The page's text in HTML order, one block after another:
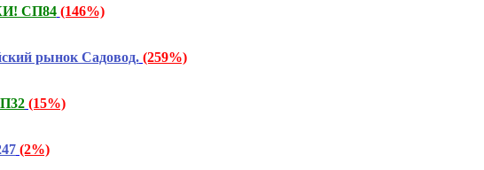
СП84 (146%)
рынок Садовод. (259%)
(15%)
(2%)